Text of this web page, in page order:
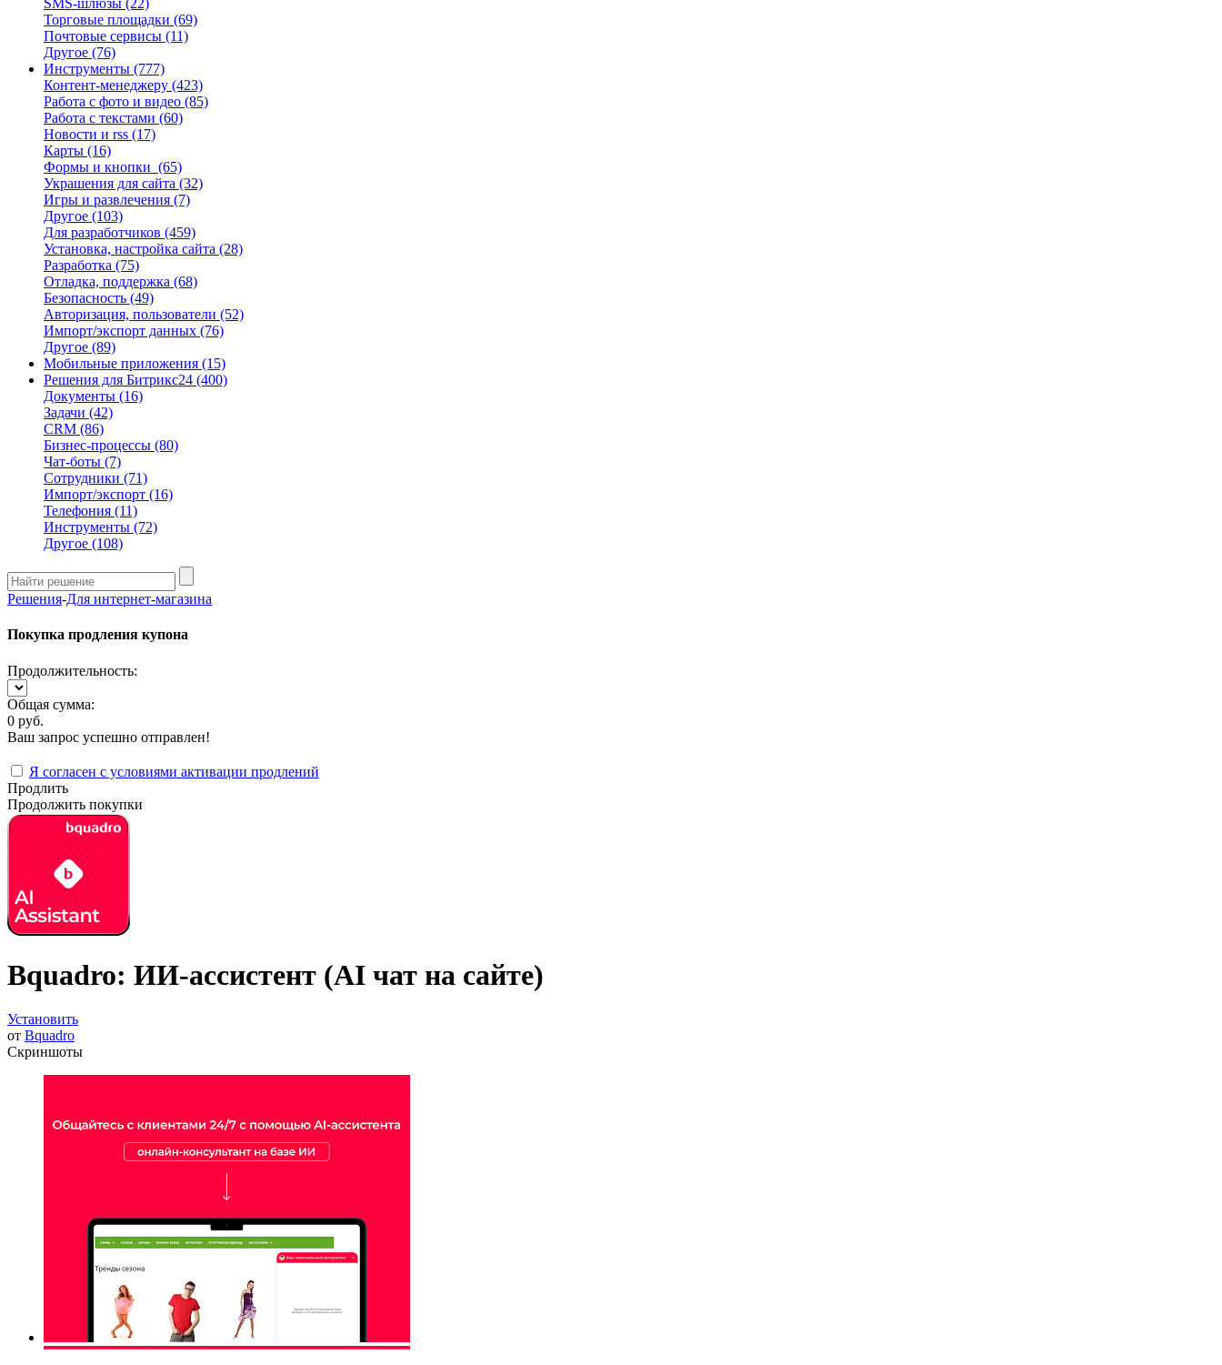
SMS-шлюзы (22)
Торговые площадки (69)
Почтовые сервисы (11)
Другое (76)
Инструменты (777)
Контент-менеджеру (423)
Работа с фото и видео (85)
Работа с текстами (60)
Новости и rss (17)
Карты (16)
Формы и кнопки (65)
Украшения для сайта (32)
Игры и развлечения (7)
Другое (103)
Для разработчиков (459)
Установка, настройка сайта (28)
Разработка (75)
Отладка, поддержка (68)
Безопасность (49)
Авторизация, пользователи (52)
Импорт/экспорт данных (76)
Другое (89)
Мобильные приложения (15)
Решения для Битрикс24 (400)
Документы (16)
Задачи (42)
CRM (86)
Бизнес-процессы (80)
Чат-боты (7)
Сотрудники (71)
Импорт/экспорт (16)
Телефония (11)
Инструменты (72)
Другое (108)
Решения-Для интернет-магазина
Покупка продления купона
Продолжительность:
Общая сумма:
0 руб.
Ваш запрос успешно отправлен!
Я согласен с условиями активации продлений
Продлить
Продолжить покупки
Bquadro: ИИ-ассистент (AI чат на сайте)
Установить
от Bquadro
Скриншоты